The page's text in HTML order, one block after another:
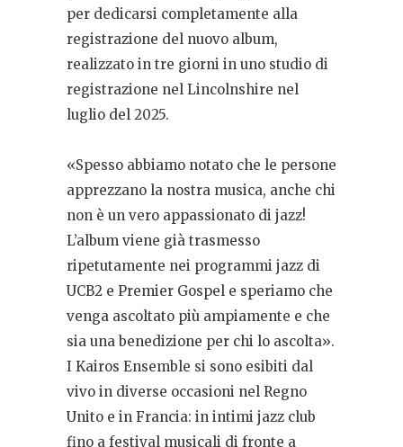
per dedicarsi completamente alla
registrazione del nuovo album,
realizzato in tre giorni in uno studio di
registrazione nel Lincolnshire nel
luglio del 2025.
«Spesso abbiamo notato che le persone
apprezzano la nostra musica, anche chi
non è un vero appassionato di jazz!
L’album viene già trasmesso
ripetutamente nei programmi jazz di
UCB2 e Premier Gospel e speriamo che
venga ascoltato più ampiamente e che
sia una benedizione per chi lo ascolta».
I Kairos Ensemble si sono esibiti dal
vivo in diverse occasioni nel Regno
Unito e in Francia: in intimi jazz club
fino a festival musicali di fronte a